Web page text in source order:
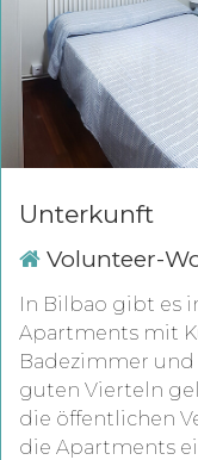
Unterkunft
Volunteer-
In Bilbao gibt es
Apartments mit
Badezimmer und
guten Vierteln
die öffentlichen
die Apartments